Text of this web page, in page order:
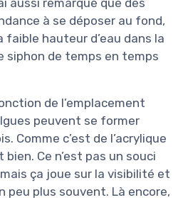
aussi remarqué que des
à se déposer au fond,
faible hauteur d’eau dans la
siphon de temps en temps
de l’emplacement
peuvent se former
Comme c’est de l’acrylique
Ce n’est pas un souci
ça joue sur la visibilité et
peu plus souvent. Là encore,